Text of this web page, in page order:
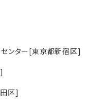
ンター[東京都新宿区]
区]